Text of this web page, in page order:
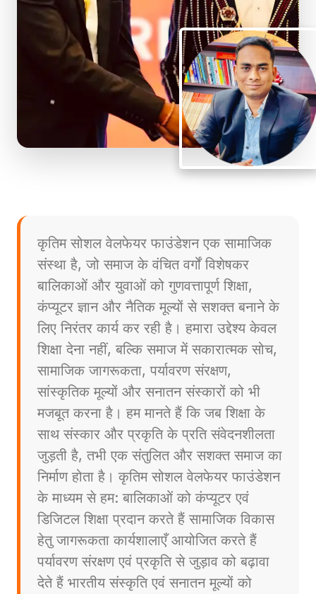
कृतिम सोशल वेलफेयर फाउंडेशन एक सामाजिक
संस्था है, जो समाज के वंचित वर्गों विशेषकर
बालिकाओं और युवाओं को गुणवत्तापूर्ण शिक्षा,
कंप्यूटर ज्ञान और नैतिक मूल्यों से सशक्त बनाने के
लिए निरंतर कार्य कर रही है। हमारा उद्देश्य केवल
शिक्षा देना नहीं, बल्कि समाज में सकारात्मक सोच,
सामाजिक जागरूकता, पर्यावरण संरक्षण,
सांस्कृतिक मूल्यों और सनातन संस्कारों को भी
मजबूत करना है। हम मानते हैं कि जब शिक्षा के
साथ संस्कार और प्रकृति के प्रति संवेदनशीलता
जुड़ती है, तभी एक संतुलित और सशक्त समाज का
निर्माण होता है। कृतिम सोशल वेलफेयर फाउंडेशन
के माध्यम से हम: बालिकाओं को कंप्यूटर एवं
डिजिटल शिक्षा प्रदान करते हैं सामाजिक विकास
हेतु जागरूकता कार्यशालाएँ आयोजित करते हैं
पर्यावरण संरक्षण एवं प्रकृति से जुड़ाव को बढ़ावा
देते हैं भारतीय संस्कृति एवं सनातन मूल्यों को